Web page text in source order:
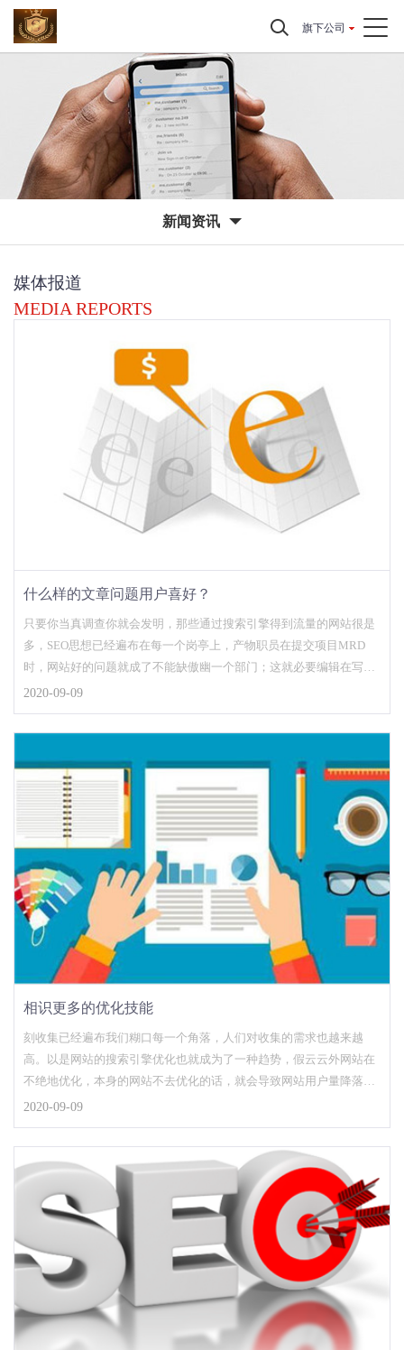
旗下公司
新闻资讯
媒体报道
MEDIA REPORTS
什么样的文章问题用户喜好？
只要你当真调查你就会发明，那些通过搜索引擎得到流量的网站很是
多，SEO思想已经遍布在每一个岗亭上，产物职员在提交项目MRD
时，网站好的问题就成了不能缺傲幽一个部门；这就必要编辑在写文
章的时辰，留意问题...
2020-09-09
相识更多的优化技能
刻收集已经遍布我们糊口每一个角落，人们对收集的需求也越来越
高。以是网站的搜索引擎优化也就成为了一种趋势，假云云外网站在
不绝地优化，本身的网站不去优化的话，就会导致网站用户量降落。
并且网站搜索引擎优化之...
2020-09-09